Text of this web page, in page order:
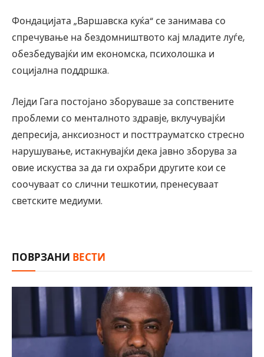
Фондацијата „Варшавска куќа“ се занимава со
спречување на бездомништвото кај младите луѓе,
обезбедувајќи им економска, психолошка и
социјална поддршка.
Лејди Гага постојано зборуваше за сопствените
проблеми со менталното здравје, вклучувајќи
депресија, анксиозност и посттрауматско стресно
нарушување, истакнувајќи дека јавно зборува за
овие искуства за да ги охрабри другите кои се
соочуваат со слични тешкотии, пренесуваат
светските медиуми.
ПОВРЗАНИ ВЕСТИ